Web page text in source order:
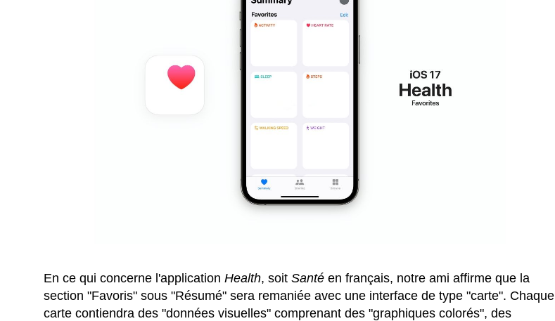
En ce qui concerne l'applicationHealth, soitSanté en français, notre ami affirme que la
section "Favoris" sous "Résumé" sera remaniée avec une interface de type "carte". Chaque
carte contiendra des "données visuelles" comprenant des "graphiques colorés", des